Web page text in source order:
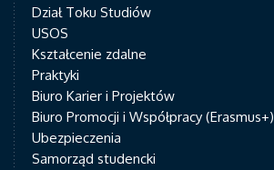
Dział Toku Studiów
USOS
Kształcenie zdalne
Praktyki
Biuro Karier i Projektów
Biuro Promocji i Współpracy (Erasmus+)
Ubezpieczenia
Samorząd studencki